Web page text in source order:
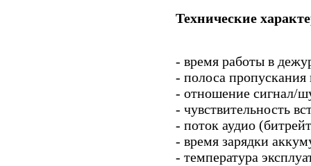
Технические
- время работы в
- полоса
- отношение сигнал/
- чувствительность
- поток аудио
- время зарядки
- температура